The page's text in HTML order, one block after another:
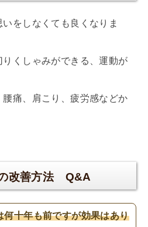
をしなくても良くなりま
くしゃみができる、運動が
痛、肩こり、疲労感などか
改善方法 Q&A
何十年も前ですが効果はあり